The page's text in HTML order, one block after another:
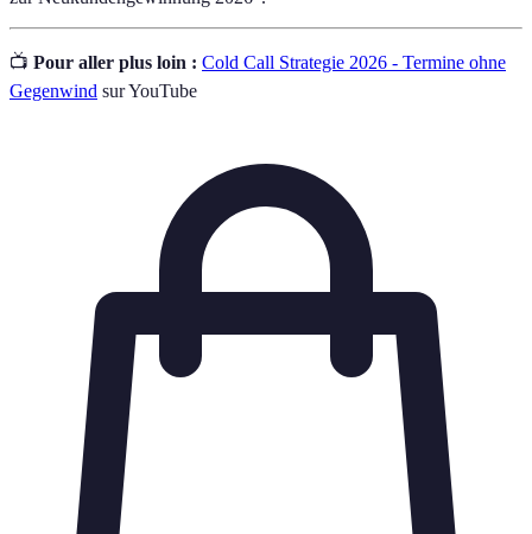
📺 Pour aller plus loin : Cold Call Strategie 2026 - Termine ohne
Gegenwind sur YouTube